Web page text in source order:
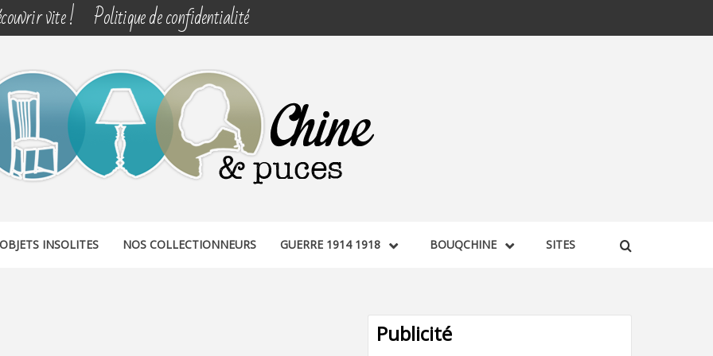
vite ! Politique de confidentialité
PUCES
OBJETS INSOLITES NOS COLLECTIONNEURS GUERRE 1914 1918 BOUQCHINE SITES
Publicité